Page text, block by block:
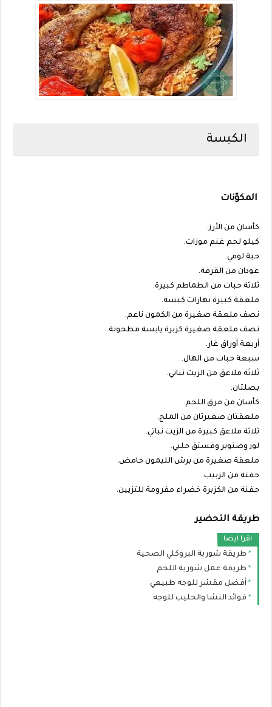
الكبسة
المكوّنات
كأسان من الأرز.
كيلو لحم غنم موزات.
حبة لومي.
عودان من القرفة.
ثلاثة حبات من الطماطم كبيرة.
ملعقة كبيرة بهارات كبسة.
نصف ملعقة صغيرة من الكمون ناعم.
نصف ملعقة صغيرة كزبرة يابسة مطحونة.
أربعة أوراق غار.
سبعة حبات من الهال.
ثلاثة ملاعق من الزيت نباتي.
بصلتان.
كأسان من مرق اللحم.
ملعقتان صغيرتان من الملح.
ثلاثة ملاعق كبيرة من الزيت نباتي.
لوز وصنوبر وفستق حلبي.
ملعقة صغيرة من برش الليمون حامض.
حفنة من الزبيب.
حفنة من الكزبرة خضراء مفرومة للتزيين.
طريقة التحضير
اقرا ايضا
طريقة شوربة البروكلي الصحية
طريقة عمل شوربة اللحم
أفضل مقشر للوجه طبيعي
فوائد النشا والحليب للوجه